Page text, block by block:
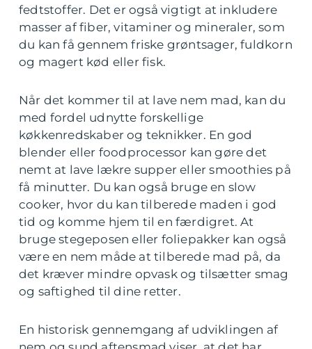
fedtstoffer. Det er også vigtigt at inkludere
masser af fiber, vitaminer og mineraler, som
du kan få gennem friske grøntsager, fuldkorn
og magert kød eller fisk.
Når det kommer til at lave nem mad, kan du
med fordel udnytte forskellige
køkkenredskaber og teknikker. En god
blender eller foodprocessor kan gøre det
nemt at lave lækre supper eller smoothies på
få minutter. Du kan også bruge en slow
cooker, hvor du kan tilberede maden i god
tid og komme hjem til en færdigret. At
bruge stegeposen eller foliepakker kan også
være en nem måde at tilberede mad på, da
det kræver mindre opvask og tilsætter smag
og saftighed til dine retter.
En historisk gennemgang af udviklingen af